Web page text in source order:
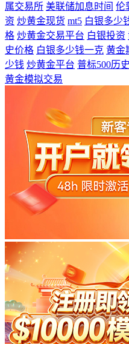
属交易所 美联储加息时间 伦
资 炒黄金现货 mt5 白银多少
格 炒黄金交易平台 白银投资
史价格 白银多少钱一克 黄金
少钱 炒黄金平台 普标500历
黄金模拟交易